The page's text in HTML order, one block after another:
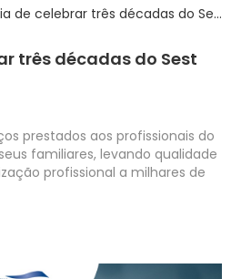
celebrar três décadas do Sest Senat
três décadas do Sest
prestados aos profissionais do
familiares, levando qualidade
profissional a milhares de